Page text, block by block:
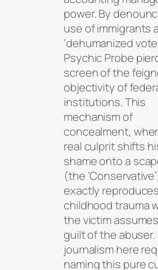
power. By
use of immigrants
‘dehumanized
Psychic Probe
screen of the
objectivity of
institutions. This
mechanism of
concealment,
real culprit shifts
shame onto a
(the
exactly
childhood trauma
the victim
guilt of the
journalism here
naming this pure